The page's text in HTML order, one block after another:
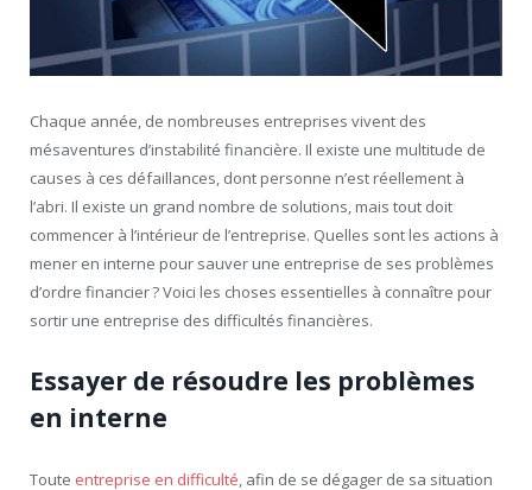
Chaque année, de nombreuses entreprises vivent des
mésaventures d’instabilité financière. Il existe une multitude de
causes à ces défaillances, dont personne n’est réellement à
l’abri. Il existe un grand nombre de solutions, mais tout doit
commencer à l’intérieur de l’entreprise. Quelles sont les actions à
mener en interne pour sauver une entreprise de ses problèmes
d’ordre financier ? Voici les choses essentielles à connaître pour
sortir une entreprise des difficultés financières.
Essayer de résoudre les problèmes
en interne
Toute entreprise en difficulté, afin de se dégager de sa situation